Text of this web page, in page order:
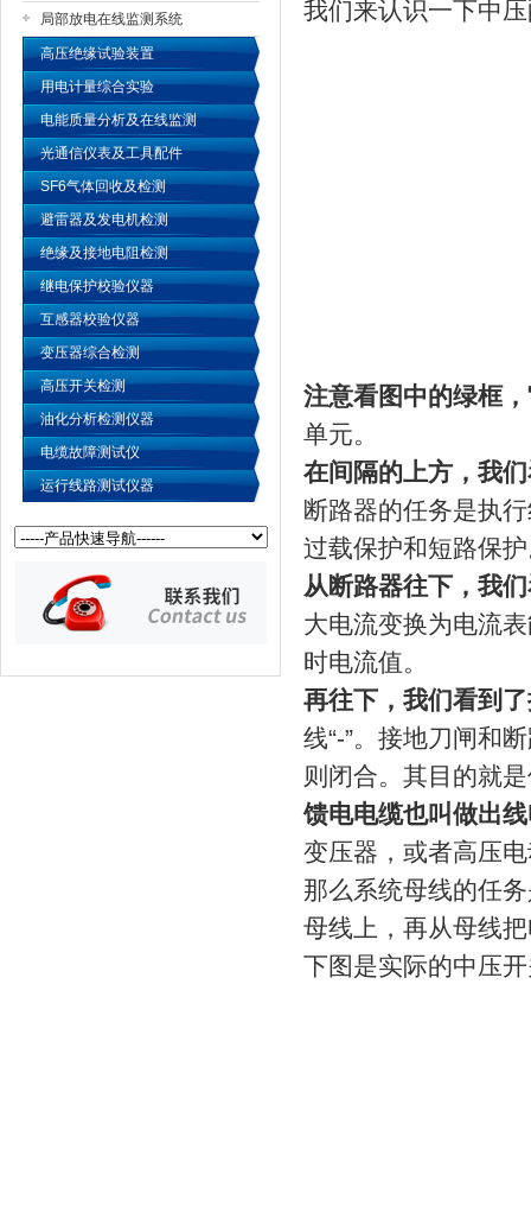
局部放电在线监测系统
高压绝缘试验装置
用电计量综合实验
电能质量分析及在线监测
光通信仪表及工具配件
SF6气体回收及检测
避雷器及发电机检测
绝缘及接地电阻检测
继电保护校验仪器
互感器校验仪器
变压器综合检测
高压开关检测
油化分析检测仪器
电缆故障测试仪
运行线路测试仪器
我们来认识一下中
注意看图中的绿框
单元。
在间隔的上方，我
断路器的任务是执
过载保护和短路保
从断路器往下，我
大电流变换为电流
时电流值。
再往下，我们看到
线“-”。接地刀闸和
则闭合。其目的就
馈电电缆也叫做出
变压器，或者高压
那么系统母线的任
母线上，再从母线
下图是实际的中压